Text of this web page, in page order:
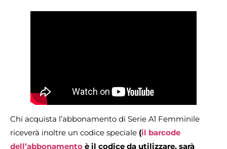
Chi acquista l’abbonamento di Serie A1 Femminile
riceverà inoltre un codice speciale (il barcode
dell’abbonamento è il codice da utilizzare, sarà